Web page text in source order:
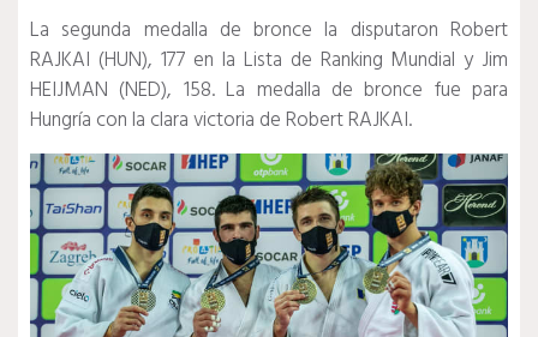
La segunda medalla de bronce la disputaron Robert
RAJKAI (HUN), 177 en la Lista de Ranking Mundial y Jim
HEIJMAN (NED), 158. La medalla de bronce fue para
Hungría con la clara victoria de Robert RAJKAI.